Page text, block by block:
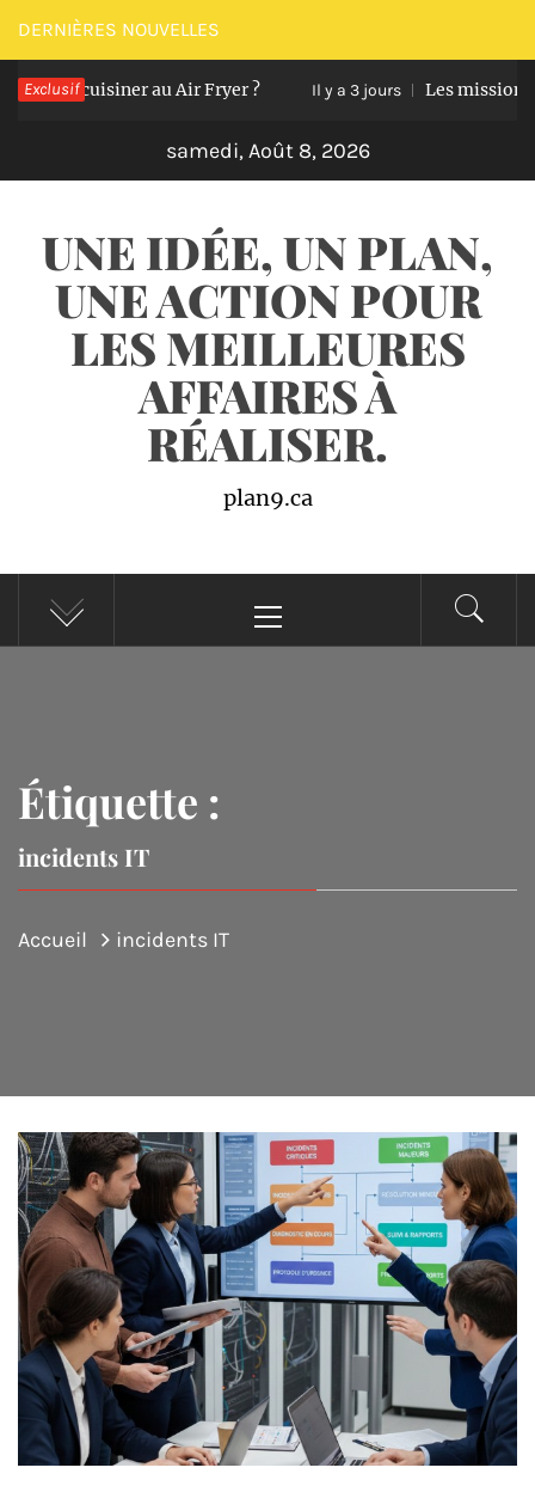
Passer
au
contenu
DERNIÈRES NOUVELLES
Exclusif
à cuisiner au Air Fryer ? Il y a 3 jours Les missions
samedi, Août 8, 2026
UNE IDÉE, UN PLAN,
UNE ACTION POUR
LES MEILLEURES
AFFAIRES À
RÉALISER.
plan9.ca
principal
Étiquette :
incidents IT
Accueil incidents IT